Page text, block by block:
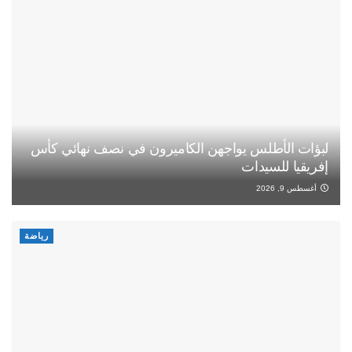
لبؤات الأطلس يواجهن الكاميرون في نصف نهائي كأس
إفريقيا للسيدات
أغسطس 9, 2026
رياضة